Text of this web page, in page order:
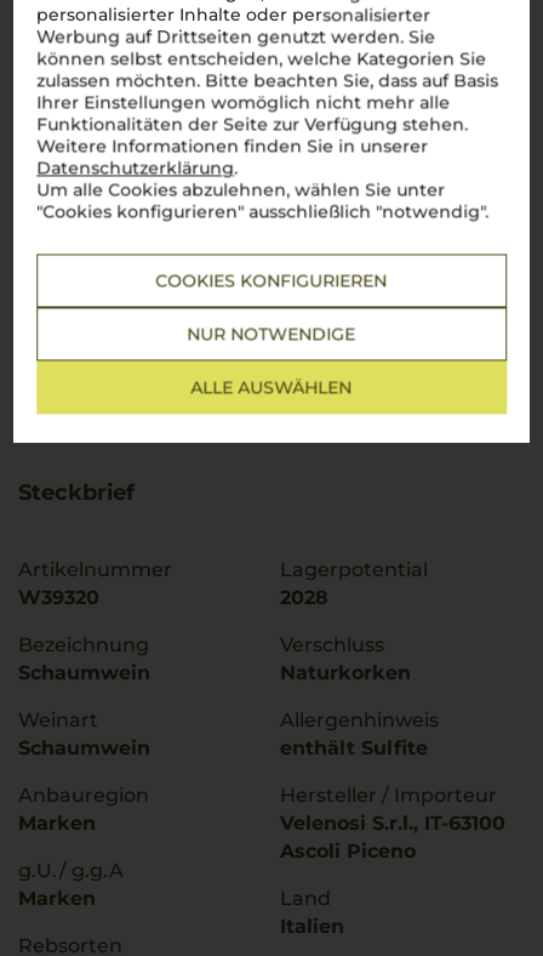
personalisierter Inhalte oder personalisierter
Werbung auf Drittseiten genutzt werden. Sie
können selbst entscheiden, welche Kategorien Sie
zulassen möchten. Bitte beachten Sie, dass auf Basis
Ihrer Einstellungen womöglich nicht mehr alle
Funktionalitäten der Seite zur Verfügung stehen.
Weitere Informationen finden Sie in unserer
Datenschutzerklärung.
Um alle Cookies abzulehnen, wählen Sie unter
"Cookies konfigurieren" ausschließlich "notwendig".
COOKIES KONFIGURIEREN
NUR NOTWENDIGE
ALLE AUSWÄHLEN
Steckbrief
Artikelnummer
W39320
Bezeichnung
Schaumwein
Weinart
Schaumwein
Anbauregion
Marken
g.U./ g.g.A
Marken
Rebsorten
Lagerpotential
2028
Verschluss
Naturkorken
Allergenhinweis
enthält Sulfite
Hersteller / Importeur
Velenosi S.r.l., IT-63100
Ascoli Piceno
Land
Italien